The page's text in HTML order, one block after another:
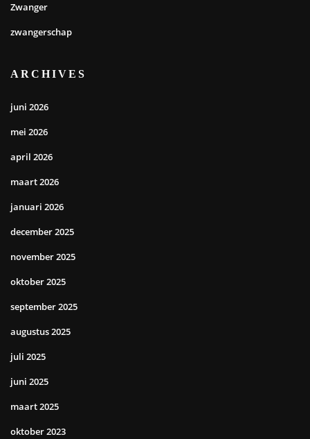
Zwanger
zwangerschap
ARCHIVES
juni 2026
mei 2026
april 2026
maart 2026
januari 2026
december 2025
november 2025
oktober 2025
september 2025
augustus 2025
juli 2025
juni 2025
maart 2025
oktober 2023